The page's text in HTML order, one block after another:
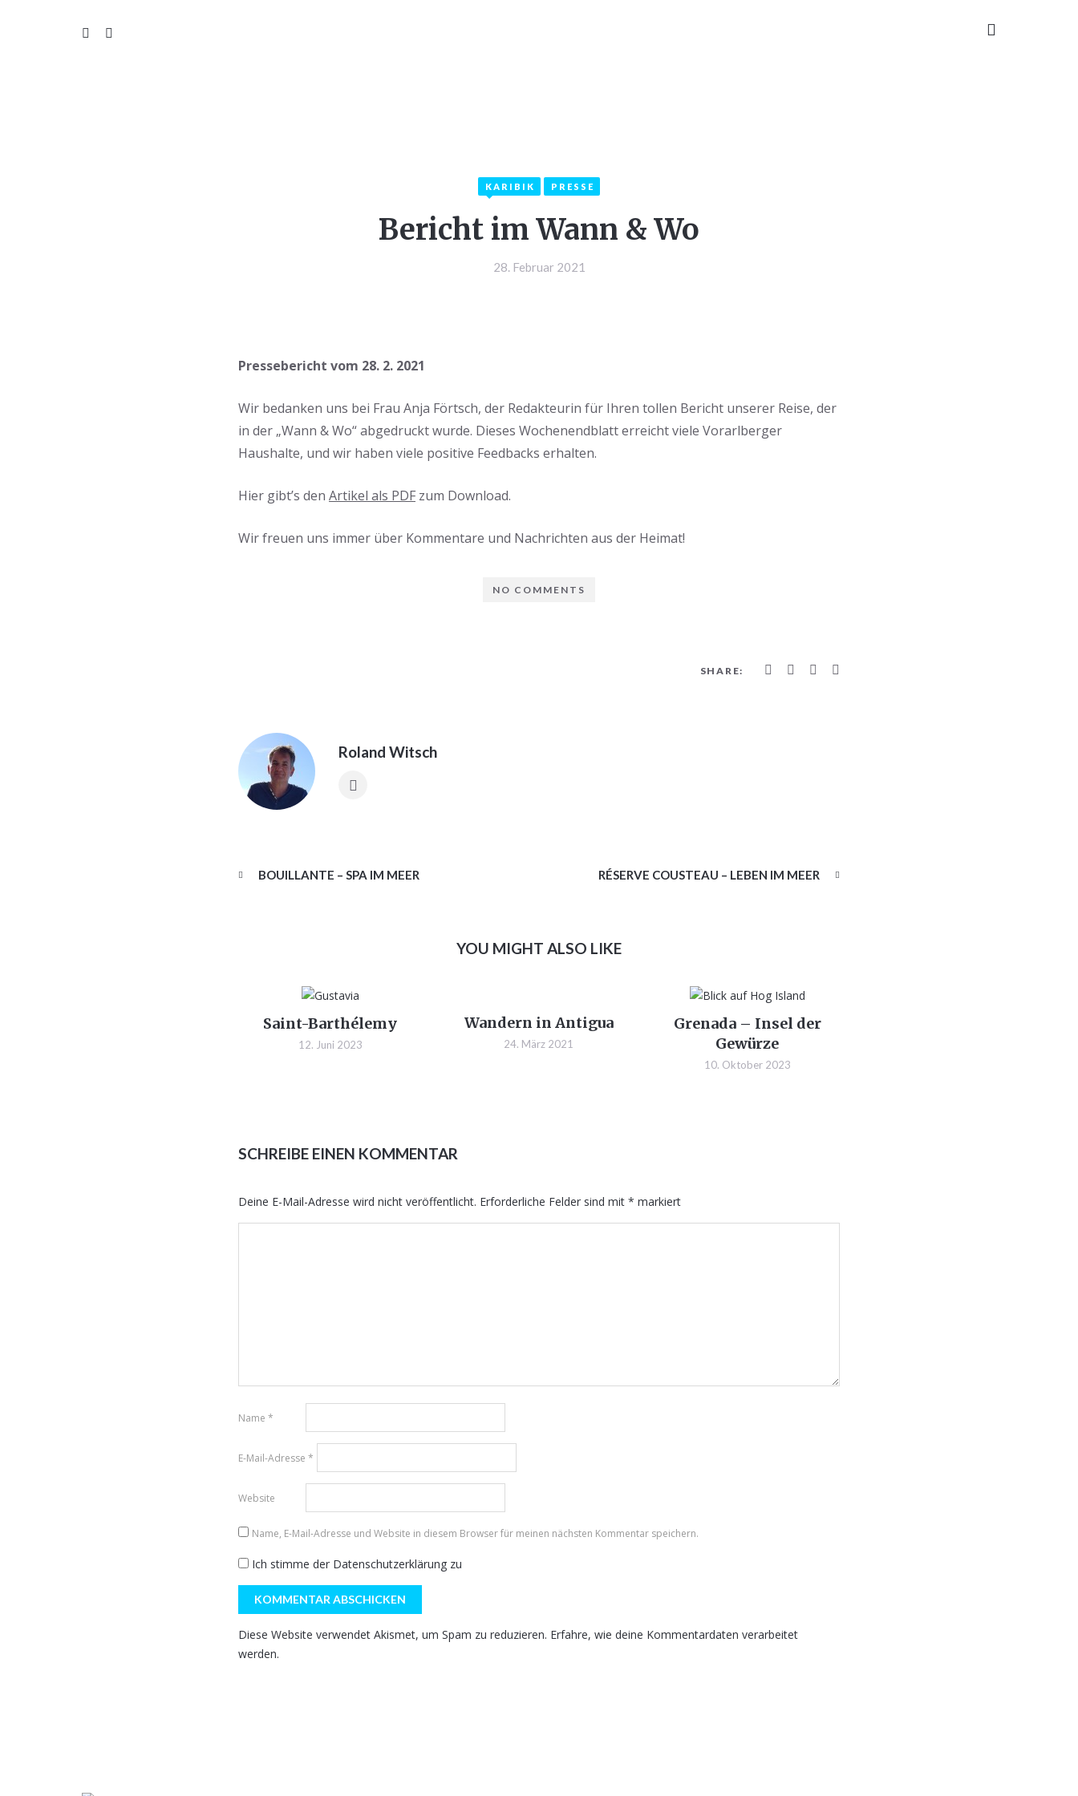
KARIBIK PRESSE
Bericht im Wann & Wo
28. Februar 2021
Pressebericht vom 28. 2. 2021
Wir bedanken uns bei Frau Anja Förtsch, der Redakteurin für Ihren tollen Bericht unserer Reise, der
in der „Wann & Wo“ abgedruckt wurde. Dieses Wochenendblatt erreicht viele Vorarlberger
Haushalte, und wir haben viele positive Feedbacks erhalten.
Hier gibt’s den Artikel als PDF zum Download.
Wir freuen uns immer über Kommentare und Nachrichten aus der Heimat!
NO COMMENTS
SHARE:
Roland Witsch
BOUILLANTE – SPA IM MEER RÉSERVE COUSTEAU – LEBEN IM MEER
YOU MIGHT ALSO LIKE
Saint-Barthélemy
12. Juni 2023
Wandern in Antigua
24. März 2021
Grenada – Insel der
Gewürze
10. Oktober 2023
SCHREIBE EINEN KOMMENTAR
Deine E-Mail-Adresse wird nicht veröffentlicht. Erforderliche Felder sind mit * markiert
Name *
E-Mail-Adresse *
Website
Name, E-Mail-Adresse und Website in diesem Browser für meinen nächsten Kommentar speichern.
Ich stimme der Datenschutzerklärung zu
Diese Website verwendet Akismet, um Spam zu reduzieren. Erfahre, wie deine Kommentardaten verarbeitet
werden.